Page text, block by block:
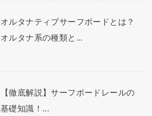
オルタナティブサーフボードとは？
オルタナ系の種類と...
【徹底解説】サーフボードレールの
基礎知識！...